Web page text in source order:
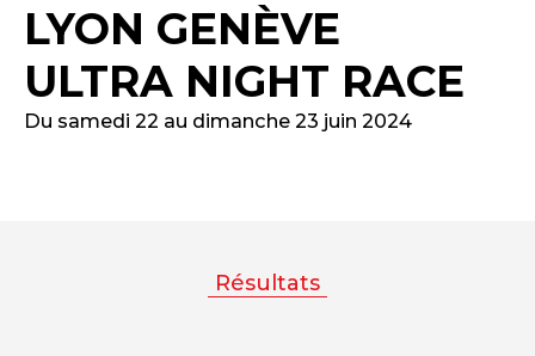
LYON GENÈVE
ULTRA NIGHT RACE
Du samedi 22 au dimanche 23 juin 2024
Résultats